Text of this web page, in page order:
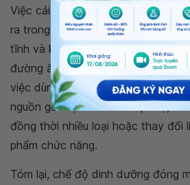
Việc cải thiện tình trạng trẻ chậm
ra trong thời gian dài nên khuyến
tĩnh và kiên trì khi bổ sung chất
đường ăn uống hay các thực
việc dùng thực phẩm chức năng
nguồn gốc tự nhiên dễ hấp thụ,
đồng thời nhiều loại hoặc thay đổi
phẩm chức năng.
Tóm lại, chế độ dinh dưỡng đóng